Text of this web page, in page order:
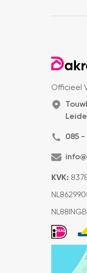
Officieel
085 -
KVK: